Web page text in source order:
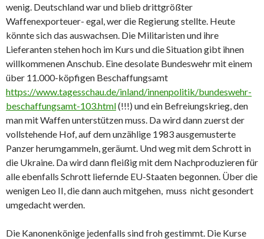
wenig. Deutschland war und blieb drittgrößter
Waffenexporteuer- egal, wer die Regierung stellte. Heute
könnte sich das auswachsen. Die Militaristen und ihre
Lieferanten stehen hoch im Kurs und die Situation gibt ihnen
willkommenen Anschub. Eine desolate Bundeswehr mit einem
über 11.000-köpfigen Beschaffungsamt
https://www.tagesschau.de/inland/innenpolitik/bundeswehr-
beschaffungsamt-103.html(!!!) und ein Befreiungskrieg, den
man mit Waffen unterstützen muss. Da wird dann zuerst der
vollstehende Hof, auf dem unzählige 1983 ausgemusterte
Panzer herumgammeln, geräumt. Und weg mit dem Schrott in
die Ukraine. Da wird dann fleißig mit dem Nachproduzieren für
alle ebenfalls Schrott liefernde EU-Staaten begonnen. Über die
wenigen Leo II, die dann auch mitgehen, muss nicht gesondert
umgedacht werden.
Die Kanonenkönige jedenfalls sind froh gestimmt. Die Kurse